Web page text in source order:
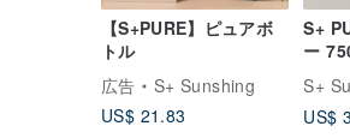
【S+PURE】ピュアボ
トル
広告
S+ Sunshing
US$ 21.83
S+
ー
漏れ
ン
S+
US$